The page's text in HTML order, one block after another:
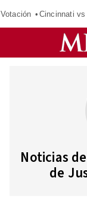
Votación Cincinnati vs
Noticias
de